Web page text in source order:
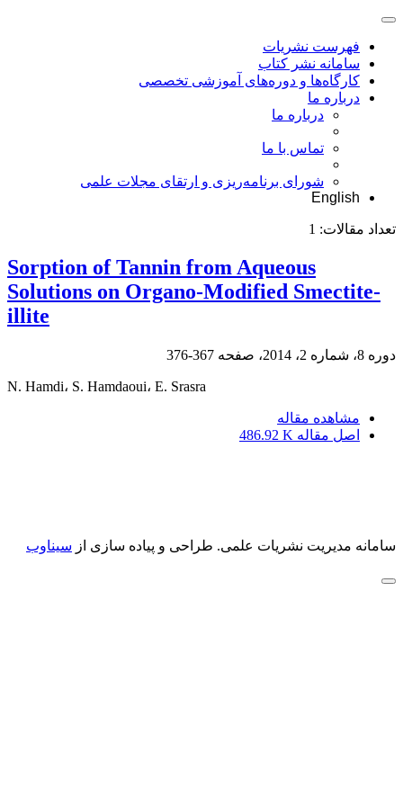
فهرست نشریات
سامانه نشر کتاب
کارگاه‌ها و دوره‌های آموزشی تخصصی
درباره ما
درباره ما
تماس با ما
شورای برنامه‌ریزی و ارتقای مجلات علمی
English
تعداد مقالات: 1
Sorption of Tannin from Aqueous
Solutions on Organo-Modified Smectite-
illite
دوره 8، شماره 2، 2014، صفحه 367-376
N. Hamdi، S. Hamdaoui، E. Srasra
مشاهده مقاله
اصل مقاله 486.92 K
سامانه مدیریت نشریات علمی. طراحی و پیاده سازی از سیناوب